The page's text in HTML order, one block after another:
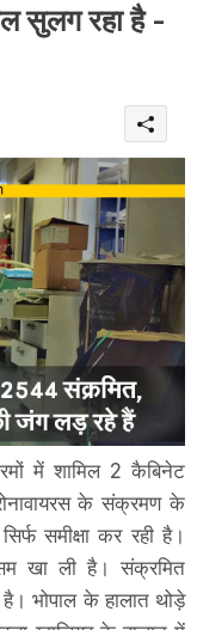
सुलग रहा है -
में शामिल 2 कैबिनेट
के संक्रमण के
समीक्षा कर रही है।
खा ली है। संक्रमित
भोपाल के हालात थोड़े